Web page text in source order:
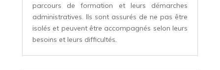
parcours de formation et leurs démarches
administratives. Ils sont assurés de ne pas être
isolés et peuvent être accompagnés selon leurs
besoins et leurs difficultés.